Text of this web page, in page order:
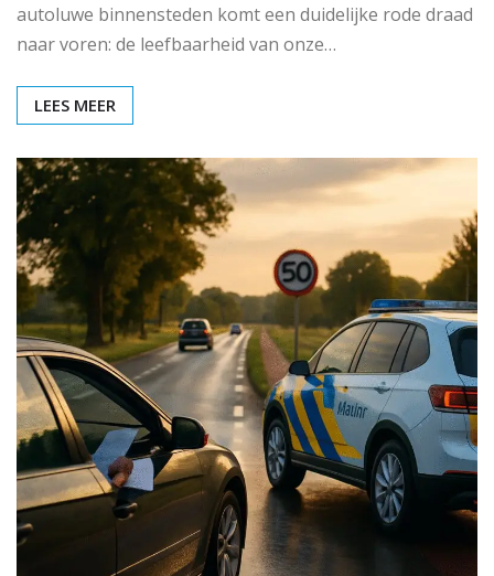
autoluwe binnensteden komt een duidelijke rode draad
naar voren: de leefbaarheid van onze…
LEES MEER